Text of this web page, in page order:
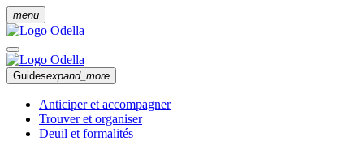
menu
Guidesexpand_more
Anticiper et accompagner
Trouver et organiser
Deuil et formalités